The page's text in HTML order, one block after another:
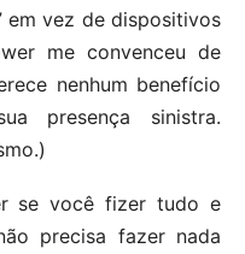
em vez de dispositivos
me convenceu de
nenhum benefício
presença sinistra.
se você fizer tudo e
precisa fazer nada